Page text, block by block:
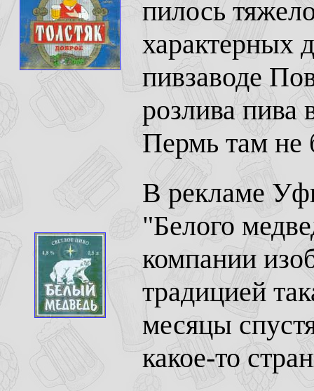
пилось
характерных
пивзаводе
розлива пива
Пермь там не
В рекламе
"Белого
компании
традицией
месяцы
какое-то